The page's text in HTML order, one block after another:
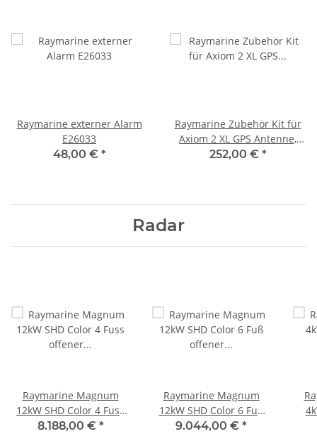
Raymarine externer Alarm
E26033
48,00 € *
Raymarine Zubehör Kit für
Axiom 2 XL GPS Antenne,
Kartenleser und
252,00 € *
Radar
Raymarine Magnum
12kW SHD Color 4 Fuss
offener Schlitzstrahler
8.188,00 € *
Raymarine Magnum
12kW SHD Color 6 Fuß
offener Schlitzstrahler
9.044,00 € *